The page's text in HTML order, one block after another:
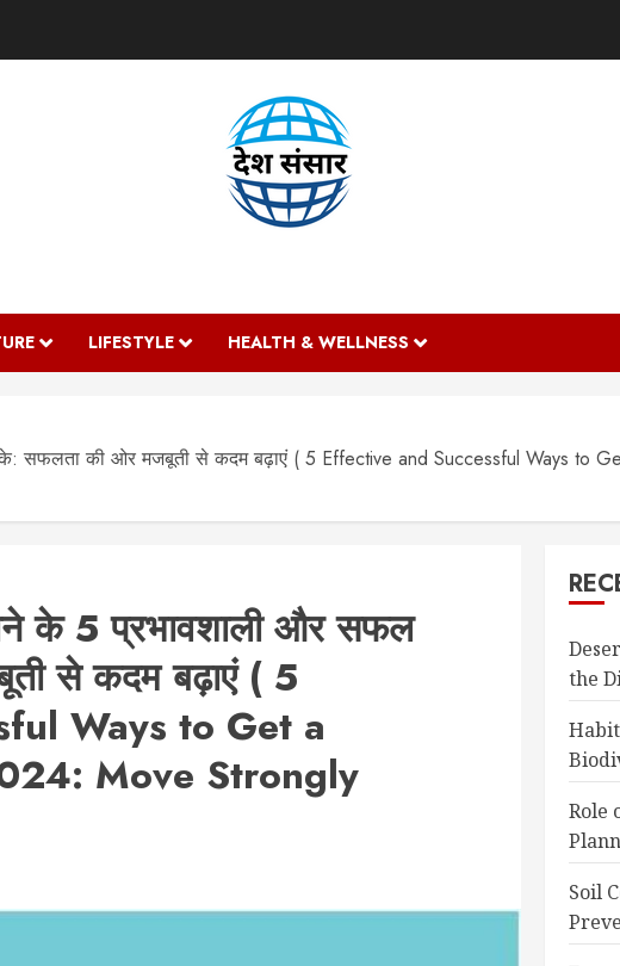
LIFESTYLE HEALTH & WELLNESS
सफलता की ओर मजबूती से कदम बढ़ाएं ( 5 Effective and Successful Ways to
के 5 प्रभावशाली और सफल
से कदम बढ़ाएं ( 5
Ways to Get a
Move Strongly
the
Role
Soil